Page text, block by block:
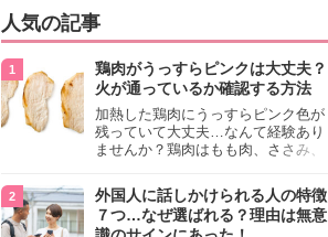
人気の記事
鶏肉がうっすらピンクは大丈夫？
火が通っているか確認する方法
加熱した鶏肉にうっすらピンク色が
残っていて大丈夫…なんて経験あり
ませんか？鶏肉はもも肉、ささみ、
わいが異なり、いろいろと楽しめる
料理ですが、鶏肉は加熱した後でも
うっすらピンク色の部分が大丈夫な
外国人に話しかけられる人の特徴
７つ…なぜ選ばれる？理由は無意